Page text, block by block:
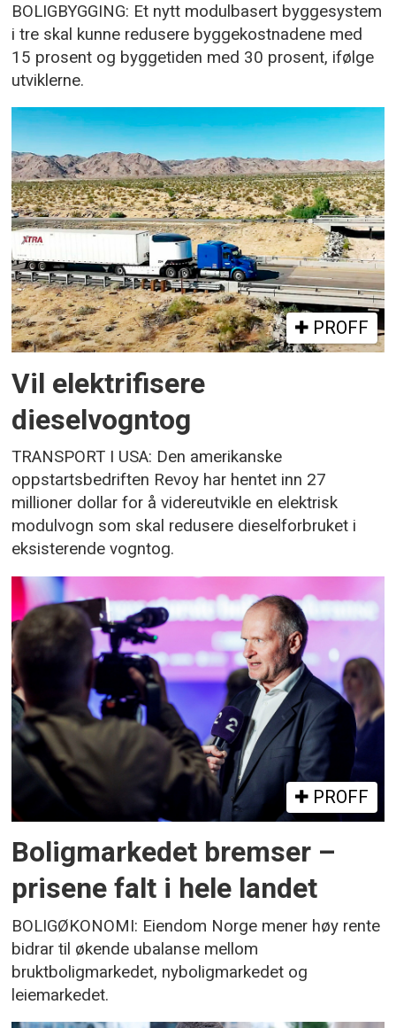
BOLIGBYGGING: Et nytt modulbasert byggesystem
i tre skal kunne redusere byggekostnadene med
15 prosent og byggetiden med 30 prosent, ifølge
utviklerne.
PROFF
Vil elektrifisere
dieselvogntog
TRANSPORT I USA: Den amerikanske
oppstartsbedriften Revoy har hentet inn 27
millioner dollar for å videreutvikle en elektrisk
modulvogn som skal redusere dieselforbruket i
eksisterende vogntog.
PROFF
Boligmarkedet bremser –
prisene falt i hele landet
BOLIGØKONOMI: Eiendom Norge mener høy rente
bidrar til økende ubalanse mellom
bruktboligmarkedet, nyboligmarkedet og
leiemarkedet.